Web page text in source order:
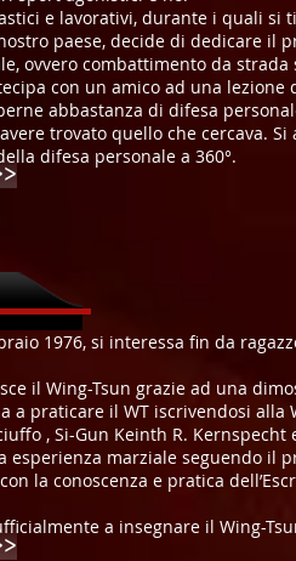
e lavorativi, durante i quali
paese, decide di dedicare il
ovvero combattimento da
con un amico ad una
abbastanza di difesa
trovato quello che cercava.
difesa personale a 360°.
1976, si interessa fin da
il Wing-Tsun grazie ad una
a praticare il WT iscrivendosi
, Si-Gun Keinth R. Kernspecht
esperienza marziale seguendo il
la conoscenza e pratica
a insegnare il Wing-